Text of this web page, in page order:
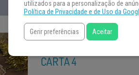
A CASA NO BARALHO
CARTA 4
utilizados para a personalização de
Política de Privacidade e de Uso da
Gerir preferências Aceitar